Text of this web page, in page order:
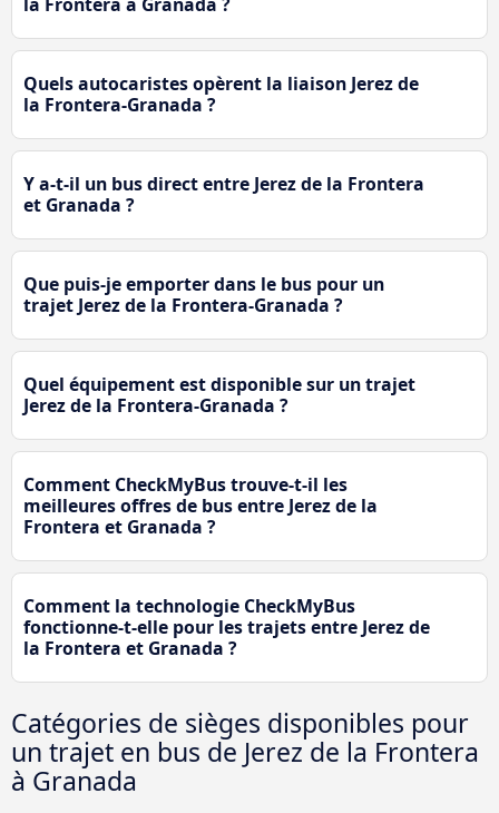
Quels autocaristes opèrent la liaison Jerez de
la Frontera-Granada ?
Y a-t-il un bus direct entre Jerez de la Frontera
et Granada ?
Que puis-je emporter dans le bus pour un
trajet Jerez de la Frontera-Granada ?
Quel équipement est disponible sur un trajet
Jerez de la Frontera-Granada ?
Comment CheckMyBus trouve-t-il les
meilleures offres de bus entre Jerez de la
Frontera et Granada ?
Comment la technologie CheckMyBus
fonctionne-t-elle pour les trajets entre Jerez de
la Frontera et Granada ?
Catégories de sièges disponibles pour
un trajet en bus de Jerez de la Frontera
à Granada